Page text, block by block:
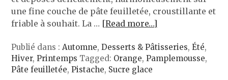
une fine couche de pâte feuilletée, croustillante et
friable à souhait. La … [Read more…]
Publié dans :Automne,Desserts & Pâtisseries,Été,
Hiver,Printemps Tagged: Orange,Pamplemousse,
Pâte feuilletée,Pistache, Sucre glace